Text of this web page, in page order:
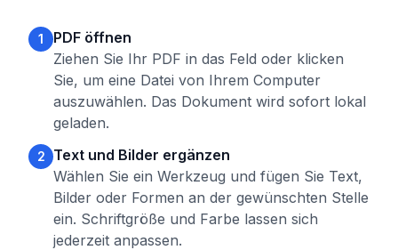
1
PDF öffnen
Ziehen Sie Ihr PDF in das Feld oder klicken
Sie, um eine Datei von Ihrem Computer
auszuwählen. Das Dokument wird sofort lokal
geladen.
2
Text und Bilder ergänzen
Wählen Sie ein Werkzeug und fügen Sie Text,
Bilder oder Formen an der gewünschten Stelle
ein. Schriftgröße und Farbe lassen sich
jederzeit anpassen.